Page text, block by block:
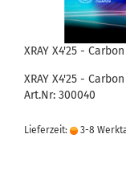
XRAY X4'25 -
XRAY X4'25 -
Art.Nr: 300040
Lieferzeit: 3-8